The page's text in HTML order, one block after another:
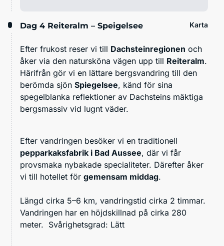
Dag 4 Reiteralm – Speigelsee Karta
Efter frukost reser vi till Dachsteinregionen och
åker via den natursköna vägen upp till Reiteralm.
Härifrån gör vi en lättare bergsvandring till den
berömda sjön Spiegelsee, känd för sina
spegelblanka reflektioner av Dachsteins mäktiga
bergsmassiv vid lugnt väder.
Efter vandringen besöker vi en traditionell
pepparkaksfabrik i Bad Aussee, där vi får
provsmaka nybakade specialiteter. Därefter åker
vi till hotellet för gemensam middag.
Längd cirka 5–6 km, vandringstid cirka 2 timmar.
Vandringen har en höjdskillnad på cirka 280
meter. Svårighetsgrad: Lätt